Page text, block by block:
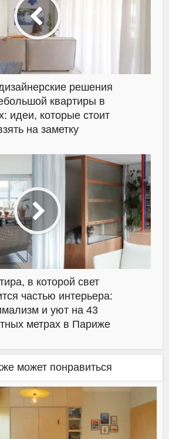
решения
квартиры в
идеи, которые стоит
на заметку
в которой свет
частью интерьера:
и уют на 43
метрах в Париже
может понравиться